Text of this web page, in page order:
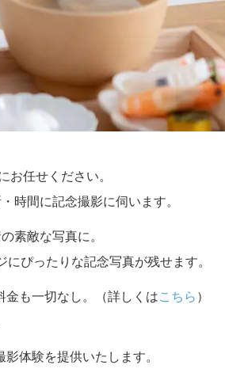
任せください。
時間に記念撮影に伺います。
素敵な写真に。
ぴったりな記念写真が残せます。
も一切なし。（詳しくはこちら ）
体験を提供いたします。